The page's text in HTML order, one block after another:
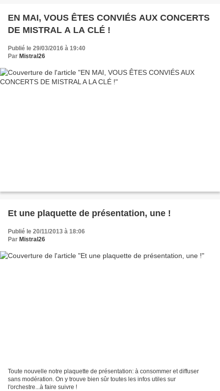
EN MAI, VOUS ÊTES CONVIÉS AUX CONCERTS
DE MISTRAL A LA CLÉ !
Publié le 29/03/2016 à 19:40
Par Mistral26
Et une plaquette de présentation, une !
Publié le 20/11/2013 à 18:06
Par Mistral26
Toute nouvelle notre plaquette de présentation: à consommer et diffuser
sans modération. On y trouve bien sûr toutes les infos utiles sur
l'orchestre...à faire suivre !